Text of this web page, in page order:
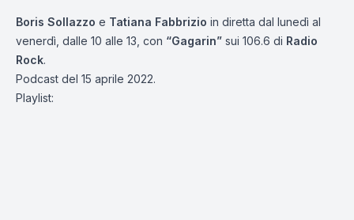
Boris Sollazzo e Tatiana Fabbrizio in diretta dal lunedì al
venerdì, dalle 10 alle 13, con “Gagarin” sui 106.6 di Radio
Rock.
Podcast del 15 aprile 2022.
Playlist: